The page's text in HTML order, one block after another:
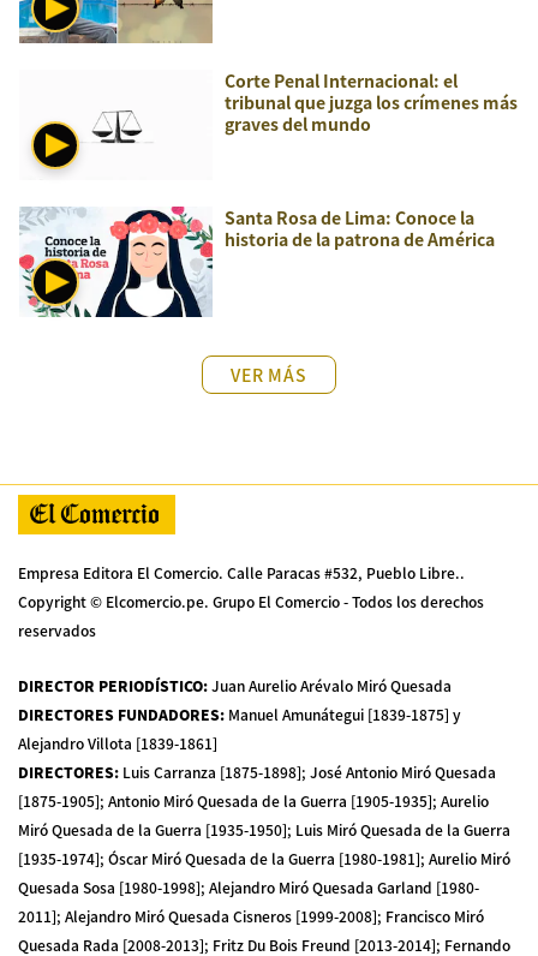
Corte Penal Internacional: el
tribunal que juzga los crímenes más
graves del mundo
Santa Rosa de Lima: Conoce la
historia de la patrona de América
VER MÁS
Empresa Editora El Comercio. Calle Paracas #532, Pueblo Libre..
Copyright © Elcomercio.pe. Grupo El Comercio - Todos los derechos
reservados
DIRECTOR PERIODÍSTICO:Juan Aurelio Arévalo Miró Quesada
DIRECTORES FUNDADORES: Manuel Amunátegui [1839-1875] y
Alejandro Villota [1839-1861]
DIRECTORES: Luis Carranza [1875-1898]; José Antonio Miró Quesada
[1875-1905]; Antonio Miró Quesada de la Guerra [1905-1935]; Aurelio
Miró Quesada de la Guerra [1935-1950]; Luis Miró Quesada de la Guerra
[1935-1974]; Óscar Miró Quesada de la Guerra [1980-1981]; Aurelio Miró
Quesada Sosa [1980-1998]; Alejandro Miró Quesada Garland [1980-
2011]; Alejandro Miró Quesada Cisneros [1999-2008]; Francisco Miró
Quesada Rada [2008-2013]; Fritz Du Bois Freund [2013-2014]; Fernando